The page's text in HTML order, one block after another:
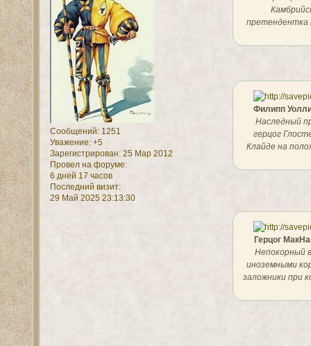
Сообщений:1251
Уважение: +5
Зарегистрирован: 25 Мар 2012
Провел на форуме:
6 дней 17 часов
Последний визит:
29 Май 2025 23:13:30
претендентка
Филипп
Наследный
герцог
Клайде на
Герцог
Непокорный
иноземными
заложники при